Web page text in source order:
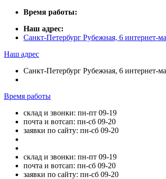
Время работы:
Наш адрес:
Санкт-Петербург Рубежная, 6 интернет-
Наш адрес
Санкт-Петербург Рубежная, 6 интернет-
Время работы
склад и звонки: пн-пт 09-19
почта и вотсап: пн-сб 09-20
заявки по сайту: пн-сб 09-20
склад и звонки: пн-пт 09-19
почта и вотсап: пн-сб 09-20
заявки по сайту: пн-сб 09-20